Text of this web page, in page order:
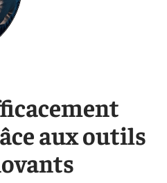
aux outils